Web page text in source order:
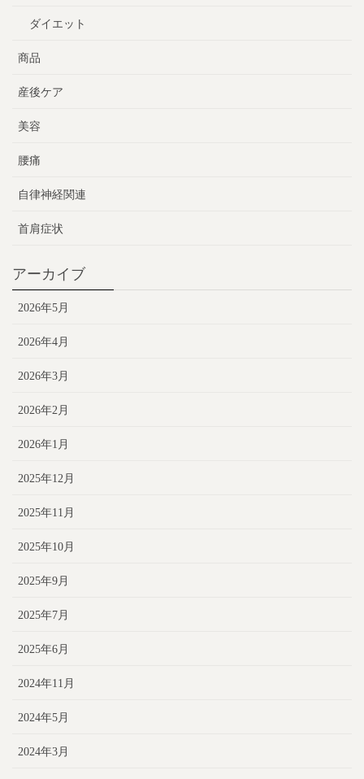
ダイエット
商品
産後ケア
美容
腰痛
自律神経関連
首肩症状
アーカイブ
2026年5月
2026年4月
2026年3月
2026年2月
2026年1月
2025年12月
2025年11月
2025年10月
2025年9月
2025年7月
2025年6月
2024年11月
2024年5月
2024年3月